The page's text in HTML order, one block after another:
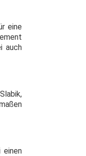
eine
auch
einen